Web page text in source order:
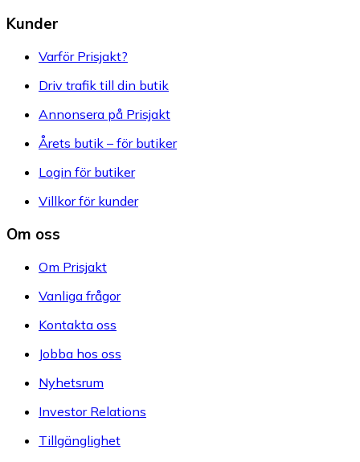
Kunder
Varför Prisjakt?
Driv trafik till din butik
Annonsera på Prisjakt
Årets butik – för butiker
Login för butiker
Villkor för kunder
Om oss
Om Prisjakt
Vanliga frågor
Kontakta oss
Jobba hos oss
Nyhetsrum
Investor Relations
Tillgänglighet